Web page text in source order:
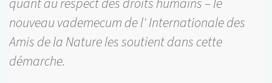
nouveau vademecum de l' Internationale des
Amis de la Nature les soutient dans cette
démarche.